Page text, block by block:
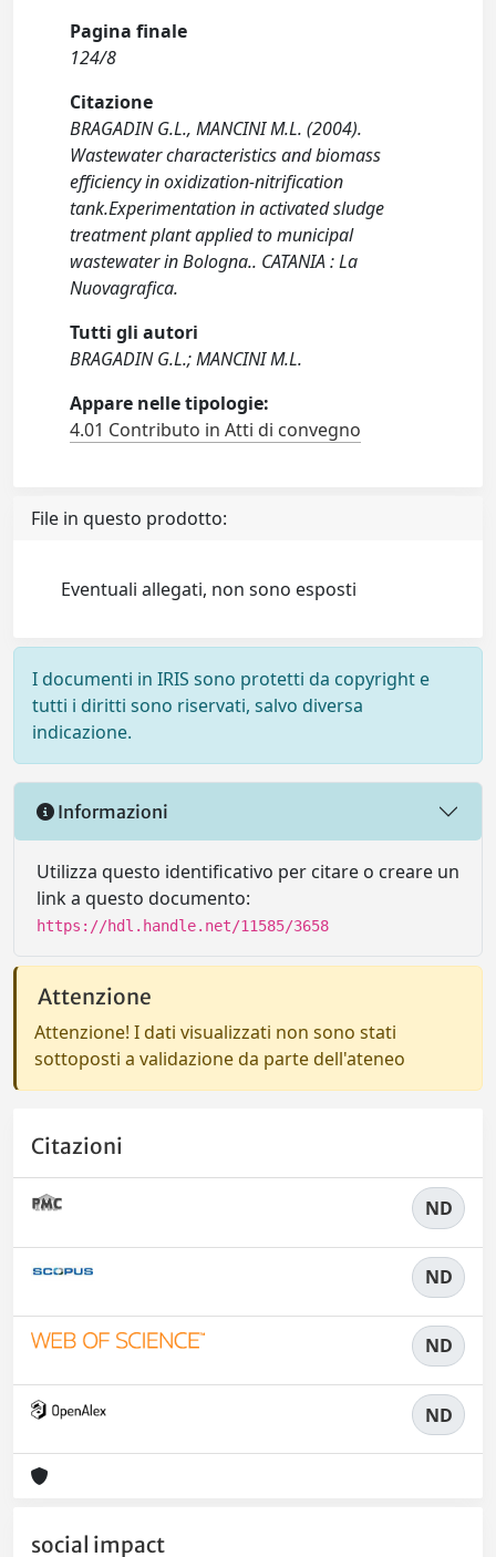
Pagina finale
124/8
Citazione
BRAGADIN G.L., MANCINI M.L. (2004).
Wastewater characteristics and biomass
efficiency in oxidization-nitrification
tank.Experimentation in activated sludge
treatment plant applied to municipal
wastewater in Bologna.. CATANIA : La
Nuovagrafica.
Tutti gli autori
BRAGADIN G.L.; MANCINI M.L.
Appare nelle tipologie:
4.01 Contributo in Atti di convegno
File in questo prodotto:
Eventuali allegati, non sono esposti
I documenti in IRIS sono protetti da copyright e
tutti i diritti sono riservati, salvo diversa
indicazione.
Informazioni
Utilizza questo identificativo per citare o creare un
link a questo documento:
https://hdl.handle.net/11585/3658
Attenzione
Attenzione! I dati visualizzati non sono stati
sottoposti a validazione da parte dell'ateneo
Citazioni
ND
ND
ND
ND
social impact